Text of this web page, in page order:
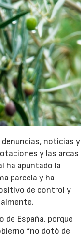
noticias y
y las arcas
ha apuntado la
parcela y ha
de control y
de España, porque
“no dotó de